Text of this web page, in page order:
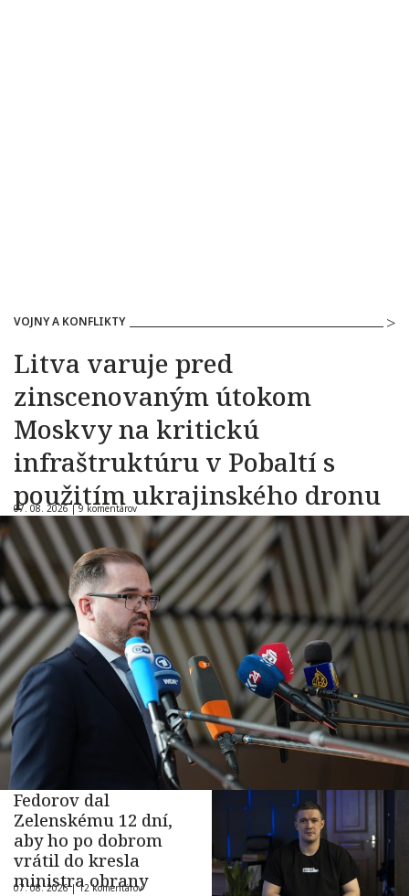
VOJNY A KONFLIKTY
Litva varuje pred
zinscenovaným útokom
Moskvy na kritickú
infraštruktúru v Pobaltí s
použitím ukrajinského dronu
07. 08. 2026 |9 komentárov
Fedorov dal
Zelenskému 12 dní,
aby ho po dobrom
vrátil do kresla
ministra obrany
07. 08. 2026 |12 komentárov